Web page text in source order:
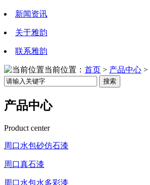
新闻资讯
关于雅韵
联系雅韵
当前位置： 首页 > 产品中心 >
搜索
产品中心
Product center
周口水包砂仿石漆
周口真石漆
周口水包水多彩漆